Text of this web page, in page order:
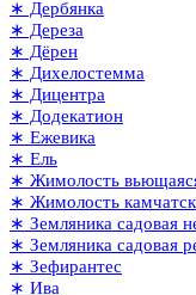
∗ Дербянка
∗ Дереза
∗ Дёрен
∗ Дихелостемма
∗ Дицентра
∗ Додекатион
∗ Ежевика
∗ Ель
∗ Жимолость
∗ Жимолость
∗ Земляника садовая
∗ Земляника садовая
∗ Зефирантес
∗ Ива